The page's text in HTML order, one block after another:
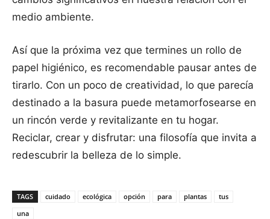
medio ambiente.
Así que la próxima vez que termines un rollo de
papel higiénico, es recomendable pausar antes de
tirarlo. Con un poco de creatividad, lo que parecía
destinado a la basura puede metamorfosearse en
un rincón verde y revitalizante en tu hogar.
Reciclar, crear y disfrutar: una filosofía que invita a
redescubrir la belleza de lo simple.
TAGS cuidado ecológica opción para plantas
tus
una